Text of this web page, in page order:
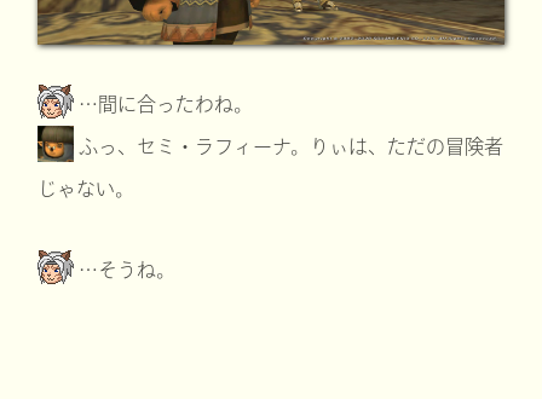
…間に合ったわね。
ふっ、セミ・ラフィーナ。りぃは、ただの冒険者
じゃない。
…そうね。